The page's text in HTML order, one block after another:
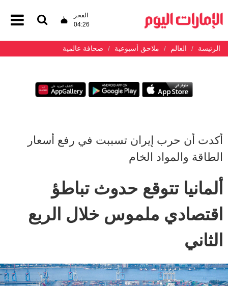
الفجر
04:26
الرئيسة العالم ملاحق أسبوعية صحافة عالمية
أكدت أن حرب إيران تسببت في رفع أسعار
الطاقة والمواد الخام
ألمانيا تتوقع حدوث تباطؤ
اقتصادي ملموس خلال الربع
الثاني